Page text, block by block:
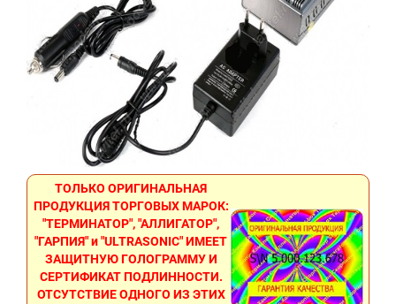
ТОЛЬКО ОРИГИНАЛЬНАЯ
ПРОДУКЦИЯ ТОРГОВЫХ МАРОК:
"ТЕРМИНАТОР", "АЛЛИГАТОР",
"ГАРПИЯ" и "ULTRASONIC" ИМЕЕТ
ЗАЩИТНУЮ ГОЛОГРАММУ И
СЕРТИФИКАТ ПОДЛИННОСТИ.
ОТСУТСТВИЕ ОДНОГО ИЗ ЭТИХ